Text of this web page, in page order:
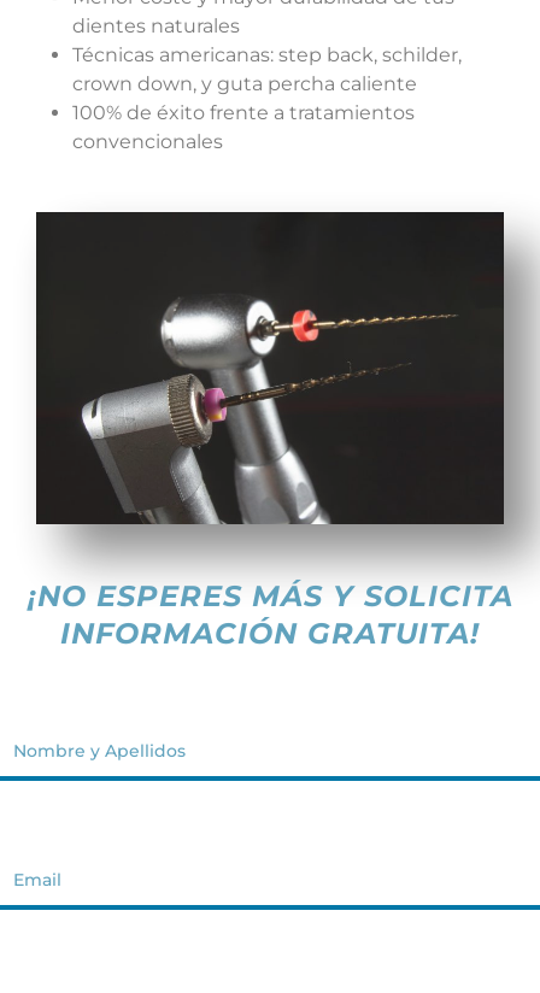
dientes naturales
Técnicas americanas: step back, schilder,
crown down, y guta percha caliente
100% de éxito frente a tratamientos
convencionales
¡NO ESPERES MÁS Y SOLICITA
INFORMACIÓN GRATUITA!